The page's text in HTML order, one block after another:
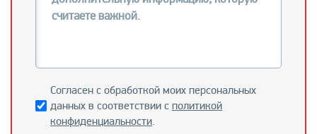
Согласен с обработкой моих персональных
данных в соответствии с политикой
конфиденциальности.